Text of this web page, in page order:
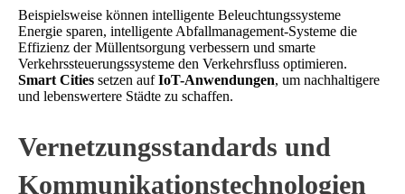
Beispielsweise können intelligente Beleuchtungssysteme
Energie sparen, intelligente Abfallmanagement-Systeme die
Effizienz der Müllentsorgung verbessern und smarte
Verkehrssteuerungssysteme den Verkehrsfluss optimieren.
Smart Cities setzen aufIoT-Anwendungen, um nachhaltigere
und lebenswertere Städte zu schaffen.
Vernetzungsstandards und
Kommunikationstechnologien